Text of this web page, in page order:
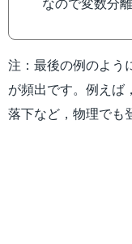
注：最後の例のよう
が頻出です。例えば
落下など，物理でも